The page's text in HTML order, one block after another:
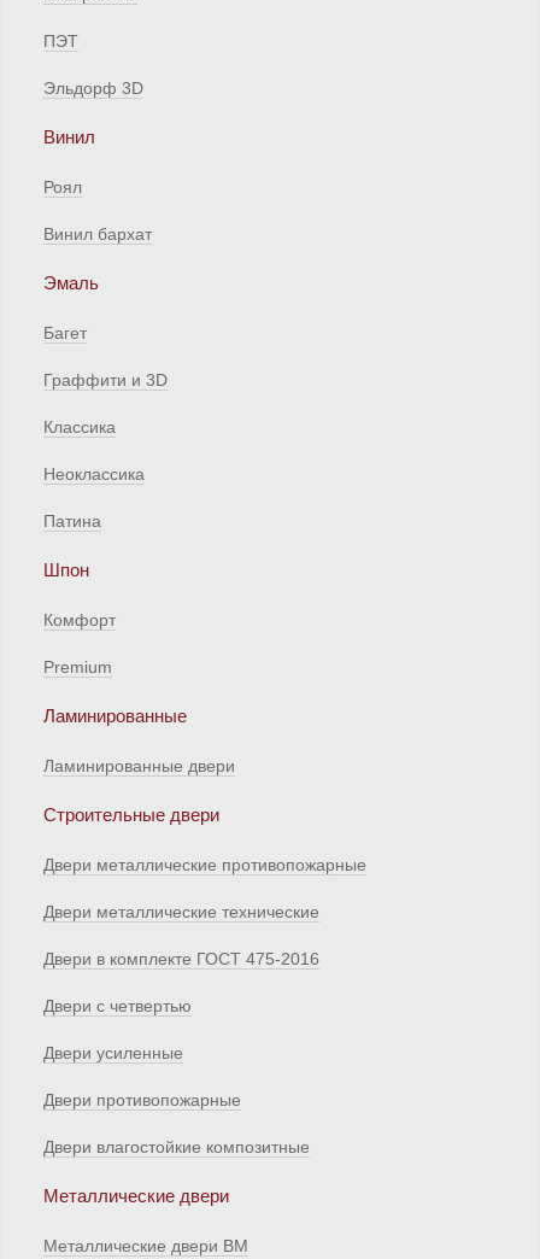
ПЭТ
Эльдорф 3D
Винил
Роял
Винил бархат
Эмаль
Багет
Граффити и 3D
Классика
Неоклассика
Патина
Шпон
Комфорт
Premium
Ламинированные
Ламинированные двери
Строительные двери
Двери металлические противопожарные
Двери металлические технические
Двери в комплекте ГОСТ 475-2016
Двери с четвертью
Двери усиленные
Двери противопожарные
Двери влагостойкие композитные
Металлические двери
Металлические двери ВМ